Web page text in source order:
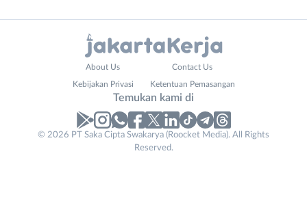
BusinessNo. Telp /
About Us Contact Us
Kebijakan Privasi Ketentuan Pemasangan
Temukan kami di
© 2026 PT Saka Cipta Swakarya (Roocket Media). All Rights
Reserved.